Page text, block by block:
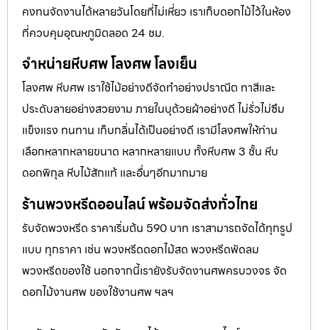
คงทนจัดงานได้หลายวันโดยที่ไม่เหี่ยว เราเก็บดอกไม้ไว้ในห้อง
ที่ควบคุมอุณหภูมิตลอด 24 ชม.
จำหน่ายหีบศพ โลงศพ โลงเย็น
โลงศพ หีบศพ เราใช้ไม้อย่างดีจัดทำอย่างปราณีต ทาสีและ
ประดับลายอย่างสวยงาม ภายในบุด้วยผ้าอย่างดี ไม่รั่วไม่ซึม
แข็งแรง ทนทาน เก็บกลิ่นได้เป็นอย่างดี เรามีโลงศพให้ท่าน
เลือกหลากหลายขนาด หลากหลายแบบ ทั้งหีบศพ 3 ชั้น หีบ
ดอกพิกุล หีบไม้สักแท้ และอื่นๆอีกมากมาย
ร้านพวงหรีดออนไลน์ พร้อมจัดส่งทั่วไทย
รับจัดพวงหรีด ราคาเริ่มต้น 590 บาท เราสามารถจัดได้ทุกรูป
แบบ ทุกราคา เช่น พวงหรีดดอกไม้สด พวงหรีดพัดลม
พวงหรีดของใช้ นอกจากนี้เรายังรับจัดงานศพครบวงจร จัด
ดอกไม้งานศพ ของใช้งานศพ ฯลฯ